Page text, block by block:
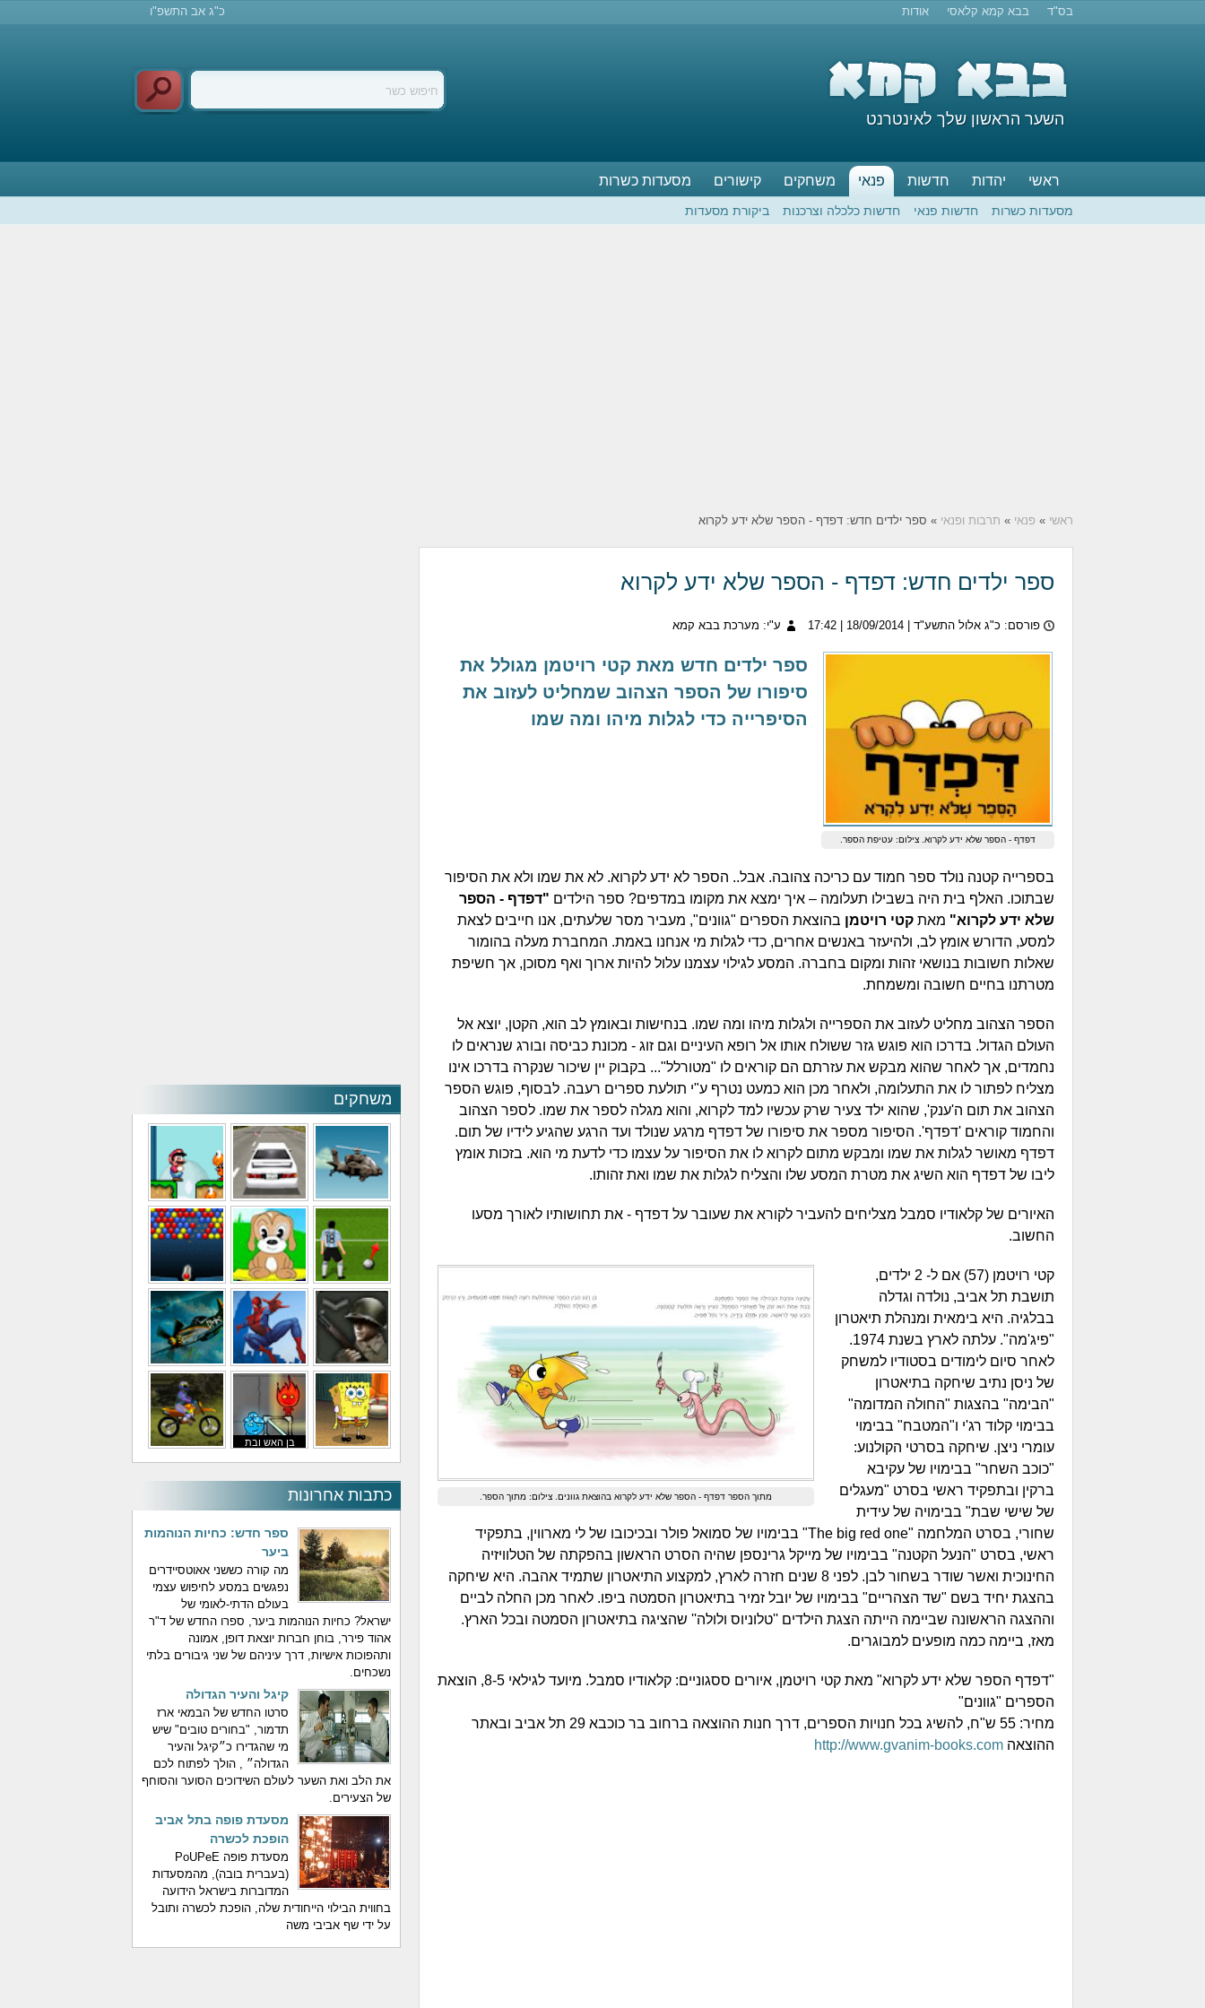
בס"ד בבא קמא קלאסי אודות כ"ג אב התשפ"ו
השער הראשון שלך לאינטרנט
ראשי יהדות חדשות פנאי משחקים קישורים מסעדות כשרות
מסעדות כשרות חדשות פנאי חדשות כלכלה וצרכנות ביקורת מסעדות
ראשי » פנאי » תרבות ופנאי » ספר ילדים חדש: דפדף - הספר שלא ידע לקרוא
משחקים
משחקי מסוקים משחקי מכוניות משחקי סופר מריו
משחקי כדורגל משחקי לילדים משחקי באבלס
משחקי מלחמה משחקי גיבורים משחקי טיסה
בן האש ובת
כתבות אחרונות
ספר חדש: כחיות הנוהמות
ביער
מה קורה כששני אאוטסיידרים
נפגשים במסע לחיפוש עצמי
בעולם הדתי-לאומי של
ישראל? כחיות הנוהמות ביער, ספרו החדש של ד"ר
אהוד פירר, בוחן חברות יוצאת דופן, אמונה
ותהפוכות אישיות, דרך עיניהם של שני גיבורים בלתי
נשכחים.
קיגל והעיר הגדולה
סרטו החדש של הבמאי ארז
תדמור, "בחורים טובים" שיש
מי שהגדירו כ״קיגל והעיר
הגדולה״ , הולך לפתוח לכם
את הלב ואת השער לעולם השידוכים הסוער והסוחף
של הצעירים.
מסעדת פופה בתל אביב
הופכת לכשרה
מסעדת פופה PoUPeE
(בעברית בובה), מהמסעדות
המדוברות בישראל הידועה
בחווית הבילוי הייחודית שלה, הופכת לכשרה ותובל
על ידי שף אביבי משה
ספר ילדים חדש: דפדף - הספר שלא ידע לקרוא
פורסם: כ"ג אלול התשע"ד | 18/09/2014 ע"י: מערכת בבא קמא
דפדף - הספר שלא ידע לקרוא. צילום: עטיפת הספר.
ספר ילדים חדש מאת קטי רויטמן מגולל את
סיפורו של הספר הצהוב שמחליט לעזוב את
הסיפרייה כדי לגלות מיהו ומה שמו
בספרייה קטנה נולד ספר חמוד עם כריכה צהובה. אבל.. הספר לא ידע לקרוא. לא את שמו ולא את הסיפור
שבתוכו. האלף בית היה בשבילו תעלומה – איך ימצא את מקומו במדפים? ספר הילדים "דפדף - הספר
שלא ידע לקרוא" מאת קטי רויטמן בהוצאת הספרים "גוונים", מעביר מסר שלעתים, אנו חייבים לצאת
למסע, הדורש אומץ לב, ולהיעזר באנשים אחרים, כדי לגלות מי אנחנו באמת. המחברת מעלה בהומור
שאלות חשובות בנושאי זהות ומקום בחברה. המסע לגילוי עצמנו עלול להיות ארוך ואף מסוכן, אך חשיפת
מטרתנו בחיים חשובה ומשמחת.
הספר הצהוב מחליט לעזוב את הספרייה ולגלות מיהו ומה שמו. בנחישות ובאומץ לב הוא, הקטן, יוצא אל
העולם הגדול. בדרכו הוא פוגש גזר ששולח אותו אל רופא העיניים וגם זוג - מכונת כביסה ובורג שנראים לו
נחמדים, אך לאחר שהוא מבקש את עזרתם הם קוראים לו "מטורלל"... בקבוק יין שיכור שנקרה בדרכו אינו
מצליח לפתור לו את התעלומה, ולאחר מכן הוא כמעט נטרף ע"י תולעת ספרים רעבה. לבסוף, פוגש הספר
הצהוב את תום ה'ענק', שהוא ילד צעיר שרק עכשיו למד לקרוא, והוא מגלה לספר את שמו. לספר הצהוב
והחמוד קוראים 'דפדף'. הסיפור מספר את סיפורו של דפדף מרגע שנולד ועד הרגע שהגיע לידיו של תום.
דפדף מאושר לגלות את שמו ומבקש מתום לקרוא לו את הסיפור על עצמו כדי לדעת מי הוא. בזכות אומץ
ליבו של דפדף הוא השיג את מטרת המסע שלו והצליח לגלות את שמו ואת זהותו.
האיורים של קלאודיו סמבל מצליחים להעביר לקורא את שעובר על דפדף - את תחושותיו לאורך מסעו
החשוב.
מתוך הספר דפדף - הספר שלא ידע לקרוא בהוצאת גוונים. צילום: מתוך הספר.
קטי רויטמן (57) אם ל- 2 ילדים,
תושבת תל אביב, נולדה וגדלה
בבלגיה. היא בימאית ומנהלת תיאטרון
"פיג'מה". עלתה לארץ בשנת 1974.
לאחר סיום לימודים בסטודיו למשחק
של ניסן נתיב שיחקה בתיאטרון
"הבימה" בהצגות "החולה המדומה"
בבימוי קלוד רג'י ו"המטבח" בבימוי
עומרי ניצן. שיחקה בסרטי הקולנוע:
"כוכב השחר" בבימויו של עקיבא
ברקין ובתפקיד ראשי בסרט "מעגלים
של שישי שבת" בבימויה של עידית
שחורי, בסרט המלחמה "The big red one" בבימויו של סמואל פולר ובכיכובו של לי מארווין, בתפקיד
ראשי, בסרט "הנעל הקטנה" בבימויו של מייקל גרינספן שהיה הסרט הראשון בהפקתה של הטלוויזיה
החינוכית ואשר שודר בשחור לבן. לפני 8 שנים חזרה לארץ, למקצוע התיאטרון שתמיד אהבה. היא שיחקה
בהצגת יחיד בשם "שד הצהריים" בבימויו של יובל זמיר בתיאטרון הסמטה ביפו. לאחר מכן החלה לביים
וההצגה הראשונה שביימה הייתה הצגת הילדים ''טלוניוס ולולה'' שהציגה בתיאטרון הסמטה ובכל הארץ.
מאז, ביימה כמה מופעים למבוגרים.
"דפדף הספר שלא ידע לקרוא" מאת קטי רויטמן, איורים ססגוניים: קלאודיו סמבל. מיועד לגילאי 8-5, הוצאת
הספרים "גוונים"
מחיר: 55 ש"ח, להשיג בכל חנויות הספרים, דרך חנות ההוצאה ברחוב בר כוכבא 29 תל אביב ובאתר
ההוצאה http://www.gvanim-books.com